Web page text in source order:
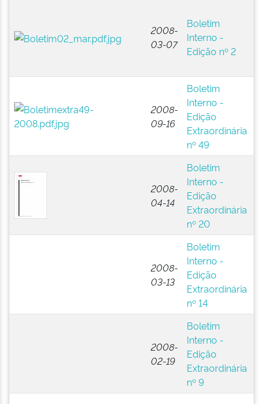
2008-
03-07
Boletim
Interno -
Edição nº 2
2008-
09-16
Boletim
Interno -
Edição
Extraordinária
nº 49
2008-
04-14
Boletim
Interno -
Edição
Extraordinária
nº 20
2008-
03-13
Boletim
Interno -
Edição
Extraordinária
nº 14
2008-
02-19
Boletim
Interno -
Edição
Extraordinária
nº 9